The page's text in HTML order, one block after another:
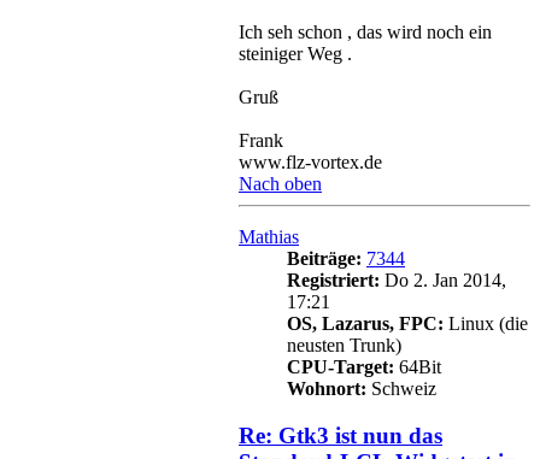
Ich seh schon , das wird noch ein
steiniger Weg .
Gruß
Frank
www.flz-vortex.de
Nach oben
Mathias
Beiträge: 7344
Registriert: Do 2. Jan 2014,
17:21
OS, Lazarus, FPC: Linux (die
neusten Trunk)
CPU-Target: 64Bit
Wohnort: Schweiz
Re: Gtk3 ist nun das